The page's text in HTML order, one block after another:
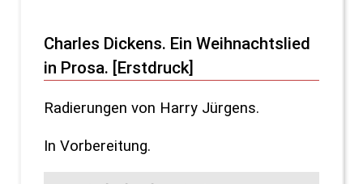
Charles Dickens. Ein Weihnachtslied
in Prosa. [Erstdruck]
Radierungen von Harry Jürgens.
In Vorbereitung.